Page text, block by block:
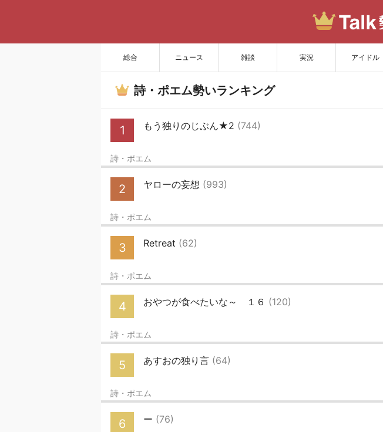
総合 ニュース 雑談 実況 アイドル
サイトを更新
詩・ポエム勢いランキング
1 もう独りのじぶん★2 (744)
詩・ポエム
2 ヤローの妄想 (993)
詩・ポエム
3 Retreat (62)
詩・ポエム
4 おやつが食べたいな～ １６ (120)
詩・ポエム
5 あすおの独り言 (64)
詩・ポエム
6 ー (76)